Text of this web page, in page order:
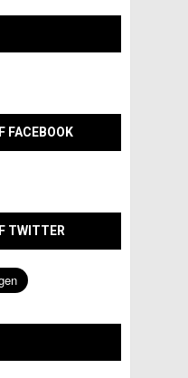
FACEBOOK
TWITTER